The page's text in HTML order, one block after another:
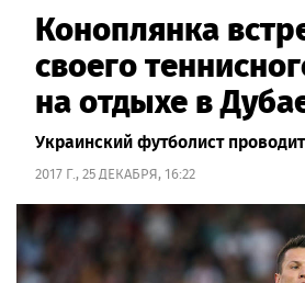
Коноплянка
своего
на отдыхе в
Украинский футболист
2017 Г., 25 ДЕКАБРЯ, 16:22